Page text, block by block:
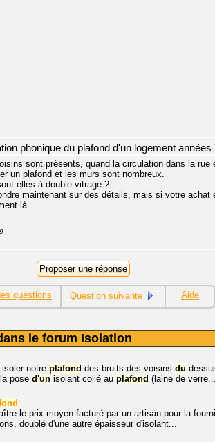
phonique du plafond d'un logement années
sont présents, quand la circulation dans la rue
un plafond et les murs sont nombreux.
elles à double vitrage ?
maintenant sur des détails, mais si votre
là.
questions Question suivante Aide
le forum Isolation
notre plafond des bruits des voisins du
pose d'un isolant collé au plafond (laine de verre...
le prix moyen facturé par un artisan pour la
doublé d'une autre épaisseur d'isolant...